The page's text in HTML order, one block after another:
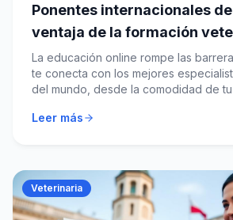
Ponentes internacionales
ventaja de la formación
online
La educación online rompe las
te conecta con los mejores
del mundo, desde la comodidad de tu
Leer más
Veterinaria